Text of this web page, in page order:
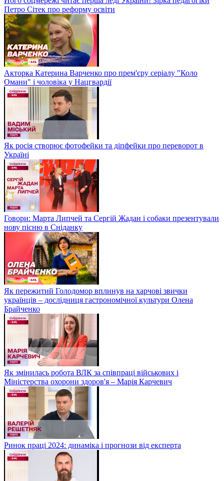
Петро Сітек про реформу освіти
Акторка Катерина Варченко про прем'єру серіалу "Коло
Омани" і чоловіка у Нацгвардії
Як росія створює фотофейки та діпфейки про переворот в
Україні
Говори: Марта Липчей та Сергій Жадан і собаки презентували
нову пісню в Сніданку
Як пережитий Голодомор вплинув на харчові звички
українців – дослідниця гастрономічної культури Олена
Брайченко
Як змінилась робота ВЛК за співпраці військових і
Міністерства охорони здоров'я – Марія Карчевич
Ринок праці 2024: динаміка і прогнози від експерта